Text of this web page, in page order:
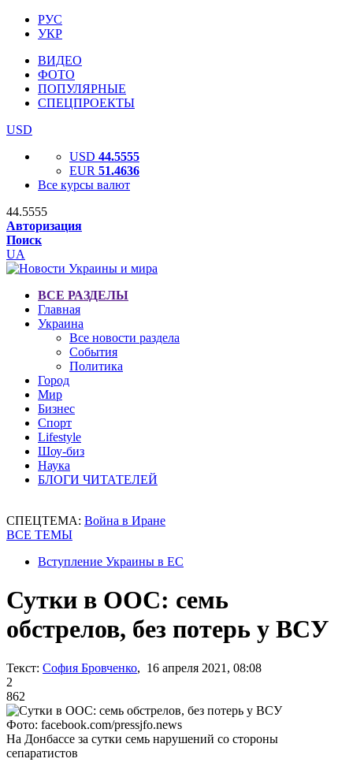
РУС
УКР
ВИДЕО
ФОТО
ПОПУЛЯРНЫЕ
СПЕЦПРОЕКТЫ
USD
USD 44.5555
EUR 51.4636
Все курсы валют
44.5555
Авторизация
Поиск
UA
ВСЕ РАЗДЕЛЫ
Главная
Украина
Все новости раздела
События
Политика
Город
Мир
Бизнес
Спорт
Lifestyle
Шоу-биз
Наука
БЛОГИ ЧИТАТЕЛЕЙ
СПЕЦТЕМА: Война в Иране
ВСЕ ТЕМЫ
Вступление Украины в ЕС
Сутки в ООС: семь
обстрелов, без потерь у ВСУ
Текст: София Бровченко, 16 апреля 2021, 08:08
2
862
Фото: facebook.com/pressjfo.news
На Донбассе за сутки семь нарушений со стороны
сепаратистов